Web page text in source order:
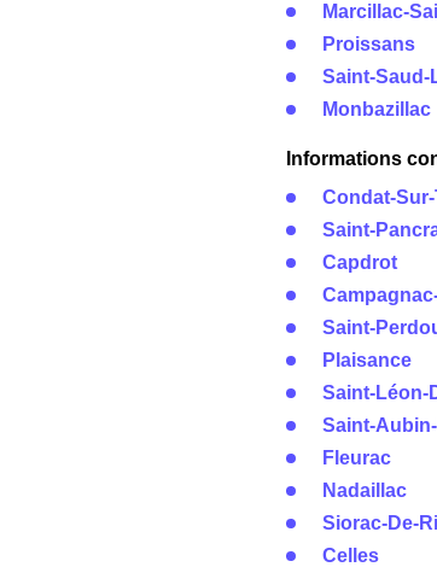
Marcillac-
Proissans
Saint-
Monbazillac
Informations
Condat-
Saint-
Capdrot
Saint-
Plaisance
Saint-Léon-
Saint-
Fleurac
Nadaillac
Siorac-De-
Celles